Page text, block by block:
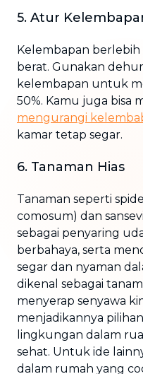
5. Atur
Kelembapan
berat. Gunakan
kelembapan untuk
50%. Kamu juga bisa
mengurangi
kamar tetap segar.
6. Tanaman Hias
Tanaman seperti
comosum) dan
sebagai penyaring
berbahaya, serta
segar dan nyaman
dikenal sebagai
menyerap senyawa
menjadikannya
lingkungan dalam
sehat. Untuk ide
dalam rumah yang